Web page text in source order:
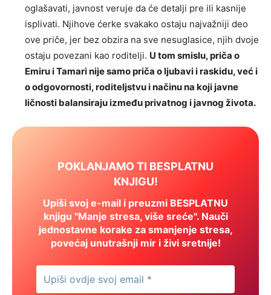
oglašavati, javnost veruje da će detalji pre ili kasnije
isplivati. Njihove ćerke svakako ostaju najvažniji deo
ove priče, jer bez obzira na sve nesuglasice, njih dvoje
ostaju povezani kao roditelji. U tom smislu, priča o
Emiru i Tamari nije samo priča o ljubavi i raskidu, već i
o odgovornosti, roditeljstvu i načinu na koji javne
ličnosti balansiraju između privatnog i javnog života.
POKLANJAMO TI BESPLATNU
KNJIGU!
Upiši svoj e-mail i preuzmi BESPLATNU
knjigu "Manje stresa, više sreće". Nauči
jednostavne korake za smanjenje stresa,
povećaj unutrašnji mir i živi sretnije!